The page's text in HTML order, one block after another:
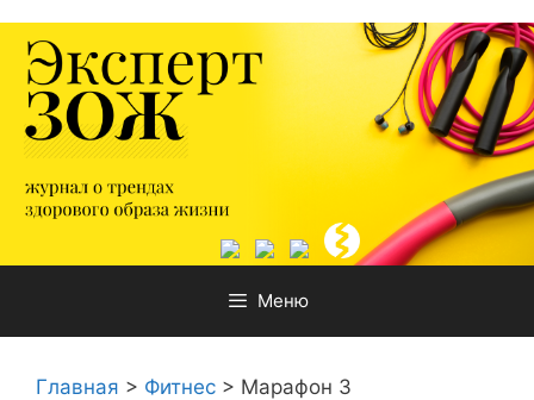
содержимому
Меню
Главная > Фитнес > Марафон 3